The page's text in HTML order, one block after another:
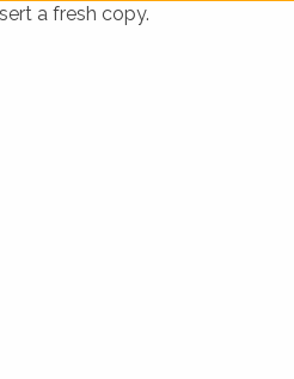
a fresh copy.